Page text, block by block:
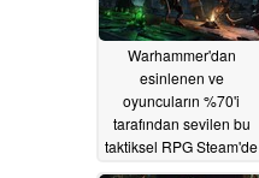
Warhammer'dan
esinlenen ve
oyuncuların %70'i
tarafından sevilen bu
taktiksel RPG Steam'de
%90 indirimde